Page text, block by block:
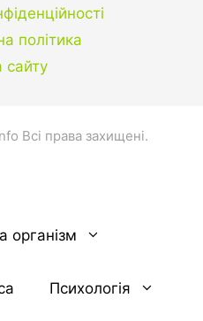
політика
Всі права захищені.
організм
Психологія